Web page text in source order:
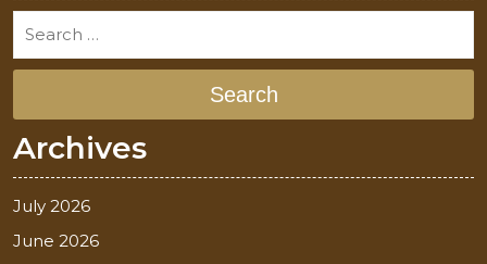
Search
Archives
July 2026
June 2026